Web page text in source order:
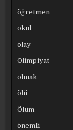
öğretmen
okul
olay
Olimpiyat
olmak
ölü
Ölüm
önemli